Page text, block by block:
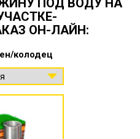
ОН-ЛАЙН:
колодец